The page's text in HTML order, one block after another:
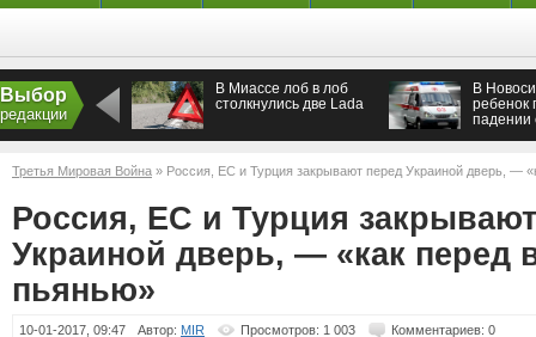
Выбор
редакции
В Миассе лоб в лоб
столкнулись две Lada
В
ребенок
падении
Третья Мировая Война » Россия, ЕС и Турция закрывают перед Украиной дверь, —
Россия, ЕС и Турция
Украиной дверь, — «как перед
пьянью»
10-01-2017, 09:47 Автор: MIR Просмотров: 1 003 Комментариев: 0